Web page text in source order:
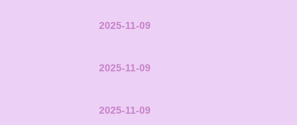
2025-11-09
2025-11-09
2025-11-09